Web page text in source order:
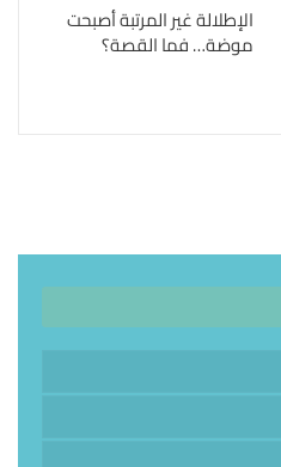
الإطلالة غير المرتبة أصبحت
موضة… فما القصة؟